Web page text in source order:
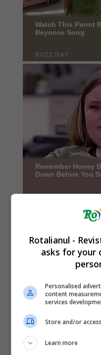
Rotalianul -
asks for your
Personalised
content
services
Store and/or
Learn more